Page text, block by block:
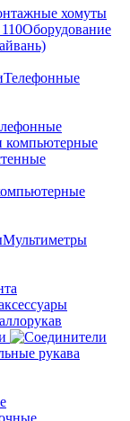
Оборудование
Телефонные
компьютерные
Мультиметры
рукава